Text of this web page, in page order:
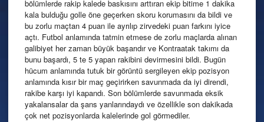
bölümlerde rakip kalede baskısını arttıran ekip bitime 1 dakika
kala bulduğu golle öne geçerken skoru korumasını da bildi ve
bu zorlu maçtan 4 puan ile ayrılıp zirvedeki puan farkını iyice
açtı. Futbol anlamında tatmin etmese de zorlu maçlarda alınan
galibiyet her zaman büyük başarıdır ve Kontraatak takımı da
bunu başardı, 5 te 5 yapan rakibini devirmesini bildi. Bugün
hücum anlamında tutuk bir görüntü sergileyen ekip pozisyon
anlamında kısır bir maç geçirirken savunmada da iyi direndi,
rakibe karşı iyi kapandı. Son bölümlerde savunmada eksik
yakalansalar da şans yanlarındaydı ve özellikle son dakikada
çok net pozisyonlarda kalelerinde gol görmediler.